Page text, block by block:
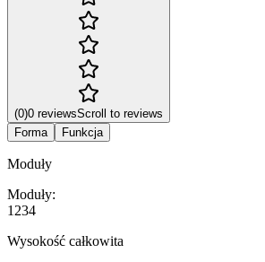
(0)0 reviewsScroll to reviews
Forma
Funkcja
Moduły
Moduły:
1 234
Wysokość całkowita